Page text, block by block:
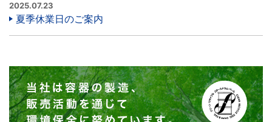
2025.07.23
夏季休業日のご案内